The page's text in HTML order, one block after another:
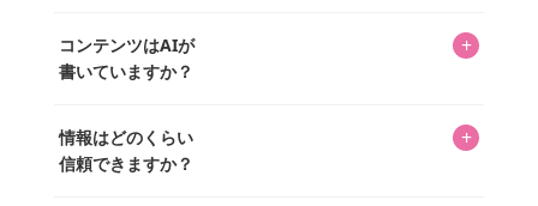
があり、そこからジャンプできます。
ています。記事内の99%を超えるほぼすべての写真も、1枚
ずつ心を込めて自分たちで撮影したものです。さらに、10
ッズを収集し、月に1,000点の新商品を選定・購入する編集
長KOSが全記事を監修しています。
コンテンツはAIが
書いていますか？
+
書いています。AIは使用していません。編集長KOSが最終確
認を行い、手動で更新しています。
情報はどのくらい
信頼できますか？
+